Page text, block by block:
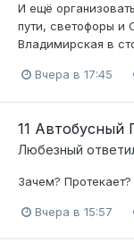
И ещё
пути, светофоры и
Владимирская в
Вчера в 17:45
11 Автобусный
Любезный
Зачем? Протекает?
Вчера в 15:57